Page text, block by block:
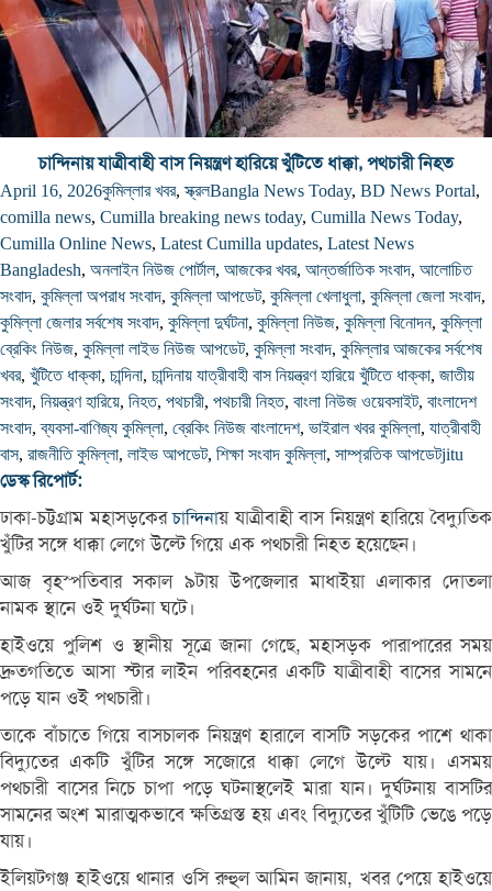
চান্দিনায় যাত্রীবাহী বাস নিয়ন্ত্রণ হারিয়ে খুঁটিতে ধাক্কা, পথচারী নিহত
April 16, 2026কুমিল্লার খবর,স্ক্রলBangla News Today, BD News Portal,
comilla news, Cumilla breaking news today, Cumilla News Today,
Cumilla Online News, Latest Cumilla updates, Latest News
Bangladesh, অনলাইন নিউজ পোর্টাল, আজকের খবর, আন্তর্জাতিক সংবাদ, আলোচিত
সংবাদ, কুমিল্লা অপরাধ সংবাদ, কুমিল্লা আপডেট, কুমিল্লা খেলাধুলা, কুমিল্লা জেলা সংবাদ,
কুমিল্লা জেলার সর্বশেষ সংবাদ, কুমিল্লা দুর্ঘটনা, কুমিল্লা নিউজ, কুমিল্লা বিনোদন, কুমিল্লা
ব্রেকিং নিউজ, কুমিল্লা লাইভ নিউজ আপডেট, কুমিল্লা সংবাদ, কুমিল্লার আজকের সর্বশেষ
খবর, খুঁটিতে ধাক্কা, চান্দিনা, চান্দিনায় যাত্রীবাহী বাস নিয়ন্ত্রণ হারিয়ে খুঁটিতে ধাক্কা, জাতীয়
সংবাদ, নিয়ন্ত্রণ হারিয়ে, নিহত, পথচারী, পথচারী নিহত, বাংলা নিউজ ওয়েবসাইট, বাংলাদেশ
সংবাদ,ব্যবসা-বাণিজ্য কুমিল্লা, ব্রেকিং নিউজ বাংলাদেশ, ভাইরাল খবর কুমিল্লা, যাত্রীবাহী
বাস, রাজনীতি কুমিল্লা, লাইভ আপডেট, শিক্ষা সংবাদ কুমিল্লা, সাম্প্রতিক আপডেটjitu
ডেস্ক রিপোর্ট:
ঢাকা-চট্টগ্রাম মহাসড়কেরচান্দিনায় যাত্রীবাহী বাস নিয়ন্ত্রণ হারিয়ে বৈদ্যুতিক
খুঁটির সঙ্গে ধাক্কা লেগে উল্টে গিয়ে এক পথচারী নিহত হয়েছেন।
আজ বৃহস্পতিবার সকাল ৯টায় উপজেলার মাধাইয়া এলাকার দোতলা
নামক স্থানে ওই দুর্ঘটনা ঘটে।
হাইওয়ে পুলিশ ও স্থানীয় সূত্রে জানা গেছে, মহাসড়ক পারাপারের সময়
দ্রুতগতিতে আসা স্টার লাইন পরিবহনের একটি যাত্রীবাহী বাসের সামনে
পড়ে যান ওই পথচারী।
তাকে বাঁচাতে গিয়ে বাসচালক নিয়ন্ত্রণ হারালে বাসটি সড়কের পাশে থাকা
বিদ্যুতের একটি খুঁটির সঙ্গে সজোরে ধাক্কা লেগে উল্টে যায়। এসময়
পথচারী বাসের নিচে চাপা পড়ে ঘটনাস্থলেই মারা যান। দুর্ঘটনায় বাসটির
সামনের অংশ মারাত্মকভাবে ক্ষতিগ্রস্ত হয় এবং বিদ্যুতের খুঁটিটি ভেঙে পড়ে
যায়।
ইলিয়টগঞ্জ হাইওয়ে থানার ওসি রুহুল আমিন জানায়, খবর পেয়ে হাইওয়ে